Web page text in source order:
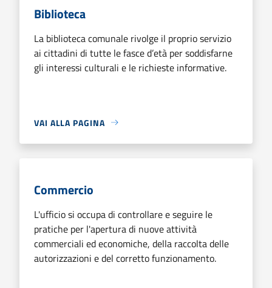
Biblioteca
La biblioteca comunale rivolge il proprio servizio
ai cittadini di tutte le fasce d’età per soddisfarne
gli interessi culturali e le richieste informative.
VAI ALLA PAGINA
Commercio
L'ufficio si occupa di controllare e seguire le
pratiche per l'apertura di nuove attività
commerciali ed economiche, della raccolta delle
autorizzazioni e del corretto funzionamento.